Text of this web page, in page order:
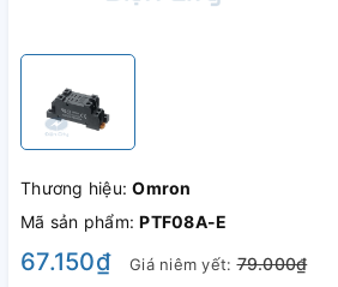
Thương hiệu:Omron
Mã sản phẩm:PTF08A-E
67.150₫ Giá niêm yết:79.000₫